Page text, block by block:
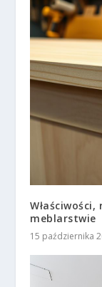
meblarstwie
15 października